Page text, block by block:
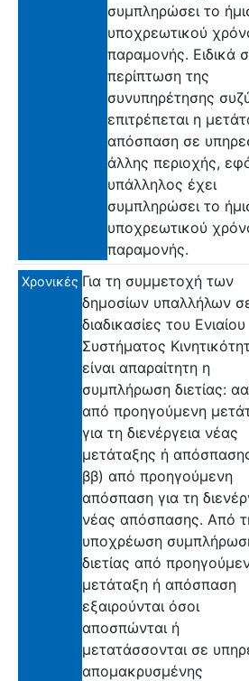
συμπληρώσει το
υποχρεωτικού
παραμονής. Ειδικά
περίπτωση της
συνυπηρέτησης
επιτρέπεται η
απόσπαση σε
άλλης περιοχής,
υπάλληλος έχει
συμπληρώσει το
υποχρεωτικού
παραμονής.
Χρονικές Για τη συμμετοχή των
δημοσίων υπαλλήλων
διαδικασίες του Ενιαίου
Συστήματος
είναι απαραίτητη η
συμπλήρωση διετίας:
από προηγούμενη
για τη διενέργεια νέας
μετάταξης ή
ββ) από προηγούμενη
απόσπαση για τη
νέας απόσπασης. Από
υποχρέωση
διετίας από
μετάταξη ή απόσπαση
εξαιρούνται όσοι
αποσπώνται ή
μετατάσσονται σε
απομακρυσμένης